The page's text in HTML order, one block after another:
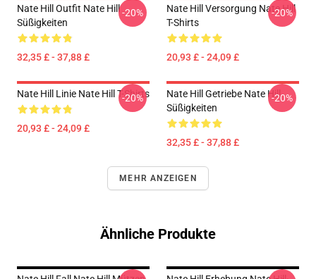
Nate Hill Outfit Nate Hill
Süßigkeiten
32,35 £ - 37,88 £
-20%
Nate Hill Versorgung Nate Hill
T-Shirts
20,93 £ - 24,09 £
-20%
Nate Hill Linie Nate Hill T-Shirts
20,93 £ - 24,09 £
-20%
Nate Hill Getriebe Nate Hill
Süßigkeiten
32,35 £ - 37,88 £
-20%
MEHR ANZEIGEN
Ähnliche Produkte